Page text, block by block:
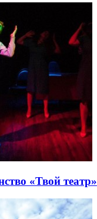
«Твой театр»